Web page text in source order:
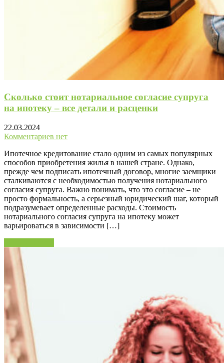
Сколько стоит нотариальное согласие супруга
на ипотеку – все детали и расценки
22.03.2024
Комментариев нет
Ипотечное кредитование стало одним из самых популярных
способов приобретения жилья в нашей стране. Однако,
прежде чем подписать ипотечный договор, многие заемщики
сталкиваются с необходимостью получения нотариального
согласия супруга. Важно понимать, что это согласие – не
просто формальность, а серьезный юридический шаг, который
подразумевает определенные расходы. Стоимость
нотариального согласия супруга на ипотеку может
варьироваться в зависимости […]